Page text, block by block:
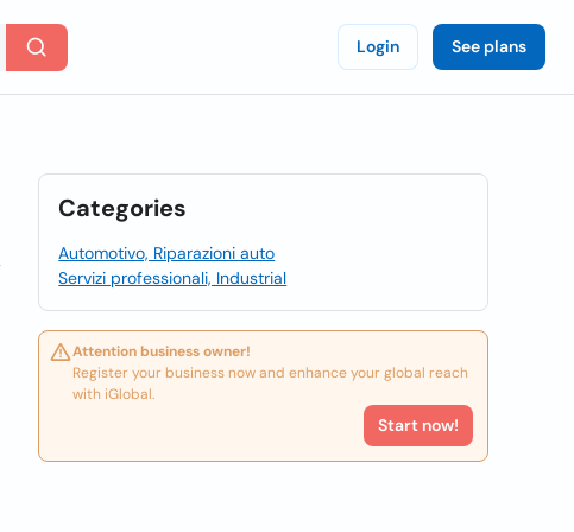
Login See plans
Categories
Automotivo, Riparazioni auto
Servizi professionali, Industrial
Attention business owner!
Register your business now and enhance your global reach
with iGlobal.
Start now!